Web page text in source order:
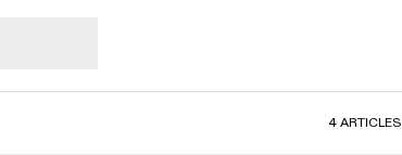
4 ARTICLES